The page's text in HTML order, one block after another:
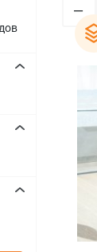
–